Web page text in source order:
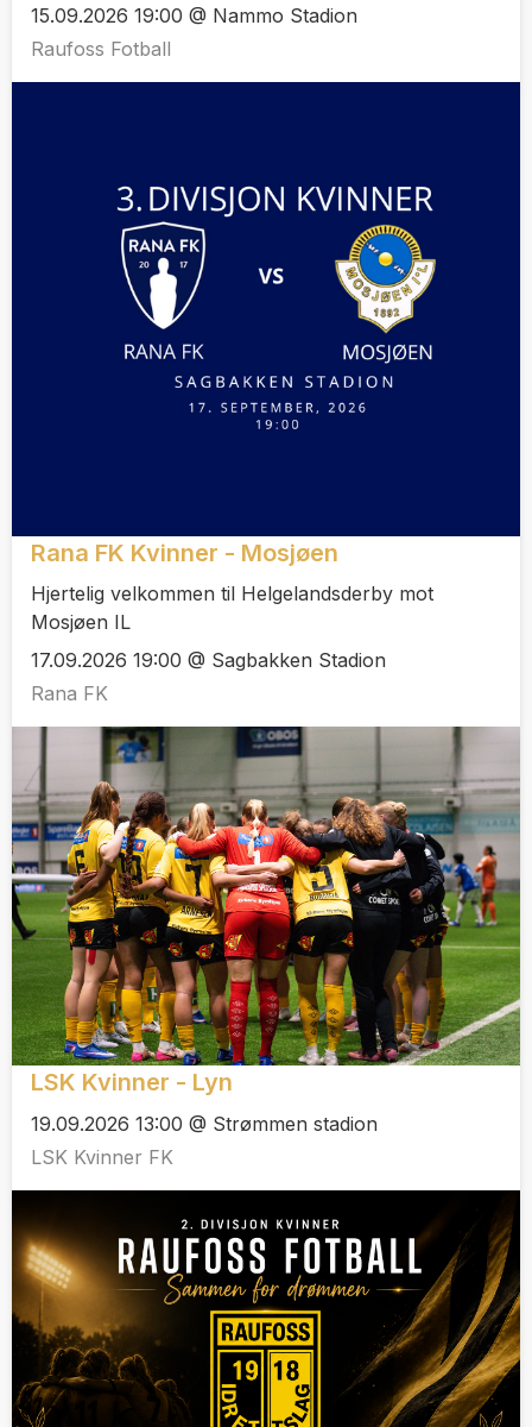
15.09.2026 19:00 @ Nammo Stadion
Raufoss Fotball
Rana FK Kvinner - Mosjøen
Hjertelig velkommen til Helgelandsderby mot
Mosjøen IL
17.09.2026 19:00 @ Sagbakken Stadion
Rana FK
LSK Kvinner - Lyn
19.09.2026 13:00 @ Strømmen stadion
LSK Kvinner FK